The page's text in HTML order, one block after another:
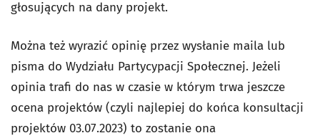
głosujących na dany projekt.
Można też wyrazić opinię przez wysłanie maila lub
pisma do Wydziału Partycypacji Społecznej. Jeżeli
opinia trafi do nas w czasie w którym trwa jeszcze
ocena projektów (czyli najlepiej do końca konsultacji
projektów 03.07.2023) to zostanie ona